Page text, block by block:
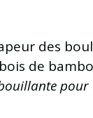
des
de